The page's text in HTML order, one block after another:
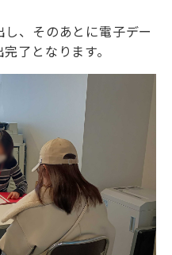
、そのあとに電子デー
了となります。